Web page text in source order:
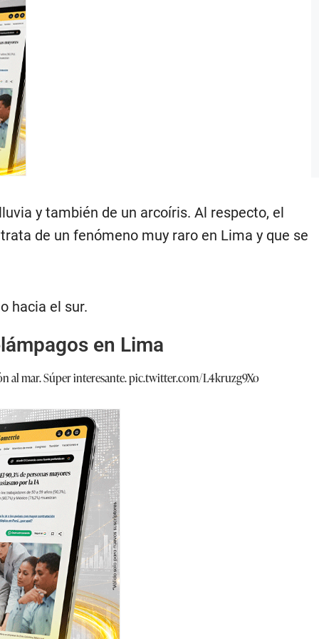
y también de un arcoíris. Al respecto, el
de un fenómeno muy raro en Lima y que se
hacia el sur.
en Lima
al mar. Súper interesante.pic.twitter.com/L4kruzg9Xo